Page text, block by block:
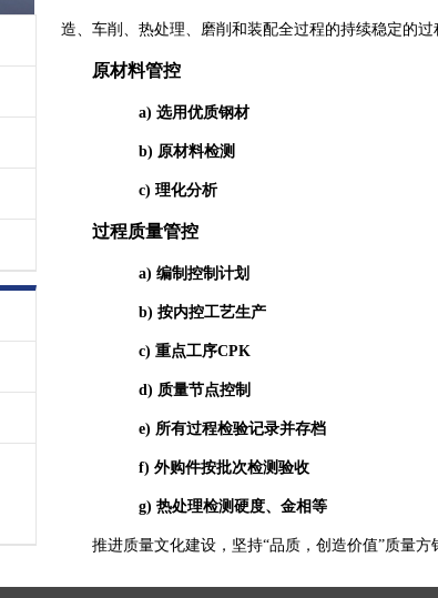
造、车削、热处理、磨削和装配全过程的持续稳定的
原材料管控
a) 选用优质钢材
b) 原材料检测
c) 理化分析
过程质量管控
a) 编制控制计划
b) 按内控工艺生产
c) 重点工序CPK
d) 质量节点控制
e) 所有过程检验记录并存档
f) 外购件按批次检测验收
g) 热处理检测硬度、金相等
推进质量文化建设，坚持“品质，创造价值”质量